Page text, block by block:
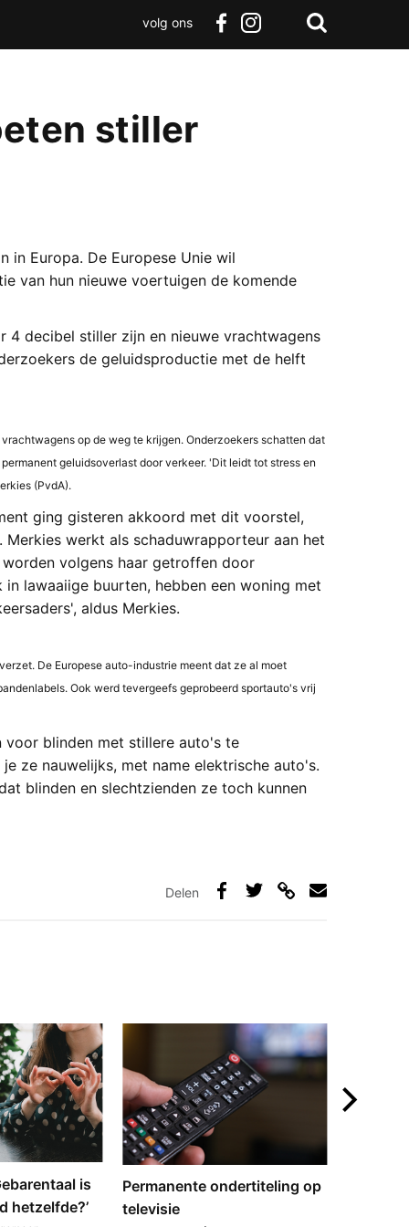
volg ons
stiller
in Europa. De Europese Unie wil
van hun nieuwe voertuigen de komende
4 decibel stiller zijn en nieuwe vrachtwagens
de geluidsproductie met de helft
op de weg te krijgen. Onderzoekers schatten dat
geluidsoverlast door verkeer. 'Dit leidt tot stress en
(PvdA).
ging gisteren akkoord met dit voorstel,
werkt als schaduwrapporteur aan het
volgens haar getroffen door
lawaaiige buurten, hebben een woning met
aldus Merkies.
De Europese auto-industrie meent dat ze al moet
Ook werd tevergeefs geprobeerd sportauto's vrij
blinden met stillere auto's te
ze nauwelijks, met name elektrische auto's.
blinden en slechtzienden ze toch kunnen
Delen
is
hetzelfde?’
Permanente ondertiteling op
televisie
Zoeken
Terug